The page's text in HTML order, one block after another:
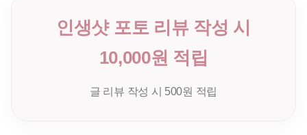
인생샷 포토 리뷰 작성 시
10,000원 적립
글 리뷰 작성 시 500원 적립